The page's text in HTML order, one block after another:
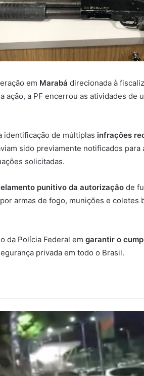
em Marabá direcionada à
ação, a PF encerrou as atividades de
identificação de múltiplas infrações
sido previamente notificados para
solicitadas.
punitivo da autorização de
armas de fogo, munições e
da Polícia Federal em garantir o
privada em todo o Brasil.